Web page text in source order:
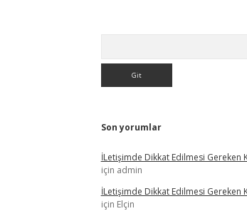
Son yorumlar
İLetişimde Dikkat Edilmesi Gereken
için admin
İLetişimde Dikkat Edilmesi Gereken
için Elçin